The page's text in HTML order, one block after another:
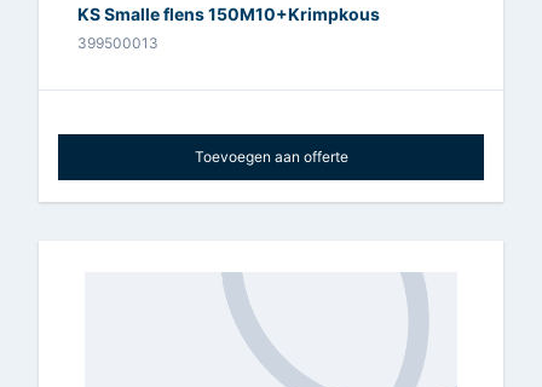
KS Smalle flens 150M10+Krimpkous
399500013
Toevoegen aan offerte